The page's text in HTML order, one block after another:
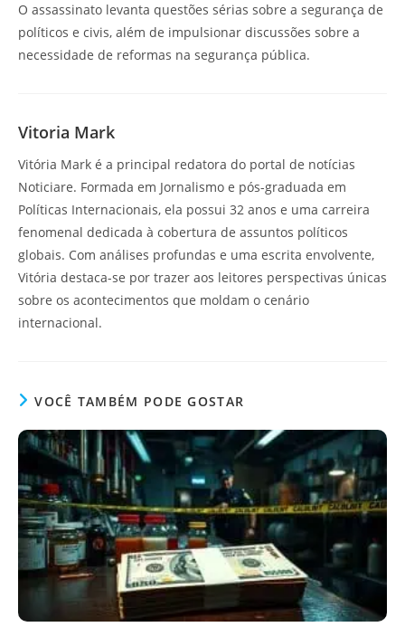
O assassinato levanta questões sérias sobre a segurança de
políticos e civis, além de impulsionar discussões sobre a
necessidade de reformas na segurança pública.
Vitoria Mark
Vitória Mark é a principal redatora do portal de notícias
Noticiare. Formada em Jornalismo e pós-graduada em
Políticas Internacionais, ela possui 32 anos e uma carreira
fenomenal dedicada à cobertura de assuntos políticos
globais. Com análises profundas e uma escrita envolvente,
Vitória destaca-se por trazer aos leitores perspectivas únicas
sobre os acontecimentos que moldam o cenário
internacional.
VOCÊ TAMBÉM PODE GOSTAR